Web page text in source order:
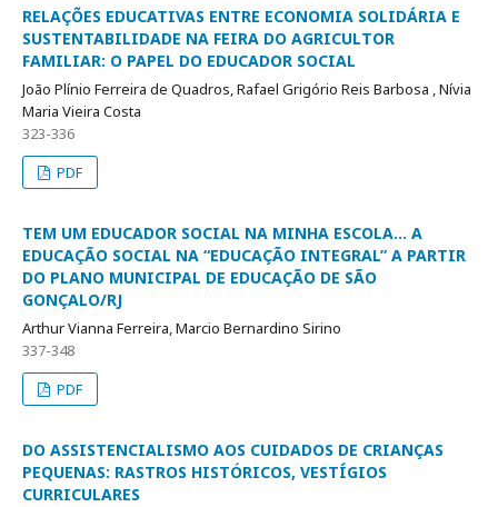
RELAÇÕES EDUCATIVAS ENTRE ECONOMIA SOLIDÁRIA E
SUSTENTABILIDADE NA FEIRA DO AGRICULTOR
FAMILIAR: O PAPEL DO EDUCADOR SOCIAL
João Plínio Ferreira de Quadros, Rafael Grigório Reis Barbosa , Nívia
Maria Vieira Costa
323-336
PDF
TEM UM EDUCADOR SOCIAL NA MINHA ESCOLA... A
EDUCAÇÃO SOCIAL NA “EDUCAÇÃO INTEGRAL” A PARTIR
DO PLANO MUNICIPAL DE EDUCAÇÃO DE SÃO
GONÇALO/RJ
Arthur Vianna Ferreira, Marcio Bernardino Sirino
337-348
PDF
DO ASSISTENCIALISMO AOS CUIDADOS DE CRIANÇAS
PEQUENAS: RASTROS HISTÓRICOS, VESTÍGIOS
CURRICULARES